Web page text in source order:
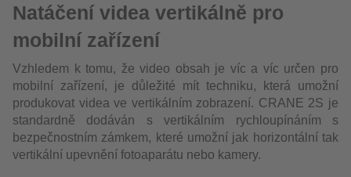
Natáčení videa vertikálně pro
mobilní zařízení
Vzhledem k tomu, že video obsah je víc a víc určen pro
mobilní zařízení, je důležité mít techniku, která umožní
produkovat videa ve vertikálním zobrazení. CRANE 2S je
standardně dodáván s vertikálním rychloupínáním s
bezpečnostním zámkem, které umožní jak horizontální tak
vertikální upevnění fotoaparátu nebo kamery.